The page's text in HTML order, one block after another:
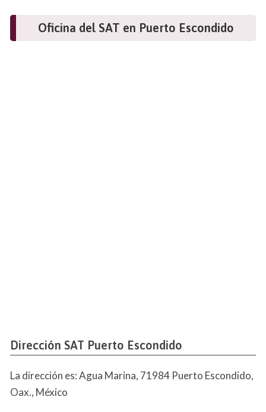
Oficina del SAT en Puerto Escondido
Dirección SAT Puerto Escondido
La dirección es: Agua Marina, 71984 Puerto Escondido,
Oax., México